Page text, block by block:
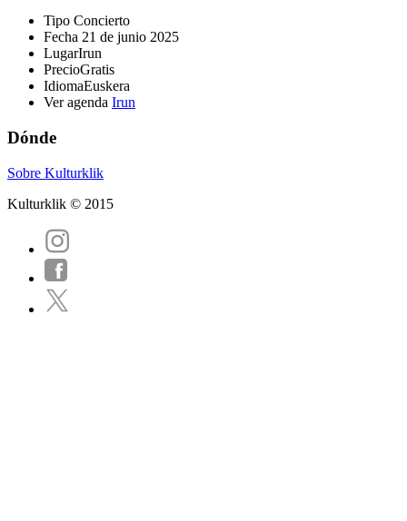
Tipo Concierto
Fecha 21 de junio 2025
LugarIrun
PrecioGratis
IdiomaEuskera
Ver agenda Irun
Dónde
Sobre Kulturklik
Kulturklik © 2015